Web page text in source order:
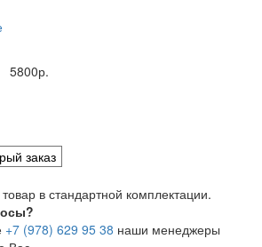
5800р.
заказ
в стандартной комплектации.
+7 (978) 629 95 38 наши менеджеры